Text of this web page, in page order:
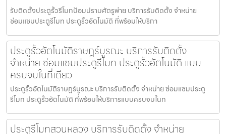
รับติดตั้งประตูรั้วรีโมทป้อมปราบศัตรูพ่าย บริการรับติดตั้ง จำหน่าย
ซ่อมแซมประตูรีโมท ประตูรั้วอัตโนมัติ ที่พร้อมให้บริกา
ประตูรั้วอัตโนมัติราษฎร์บูรณะ บริการรับติดตั้ง
จำหน่าย ซ่อมแซมประตูรีโมท ประตูรั้วอัตโนมัติ แบบ
ครบจบในที่เดียว
ประตูรั้วอัตโนมัติราษฎร์บูรณะ บริการรับติดตั้ง จำหน่าย ซ่อมแซมประตู
รีโมท ประตูรั้วอัตโนมัติ ที่พร้อมให้บริการแบบครบจบในท
ประตูรีโมทสวนหลวง บริการรับติดตั้ง จำหน่าย